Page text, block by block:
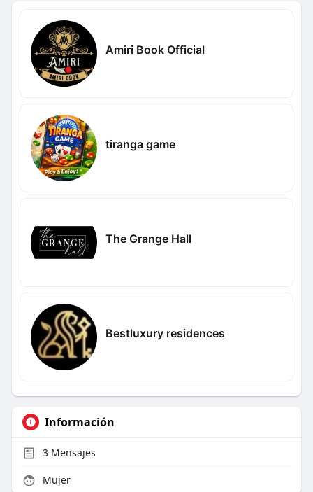
Amiri Book Official
tiranga game
The Grange Hall
Bestluxury residences
Información
3Mensajes
Mujer